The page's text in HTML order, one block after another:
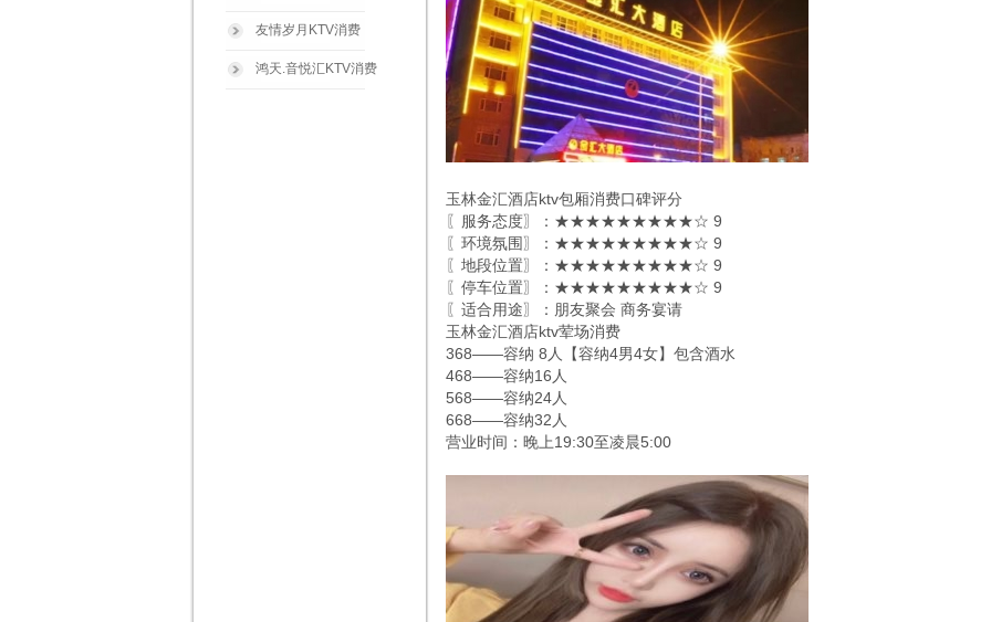
友情岁月KTV消费
鸿天.音悦汇KTV消费
玉林金汇酒店ktv包厢消费口碑评分
〖服务态度〗：★★★★★★★★★☆ 9
〖环境氛围〗：★★★★★★★★★☆ 9
〖地段位置〗：★★★★★★★★★☆ 9
〖停车位置〗：★★★★★★★★★☆ 9
〖适合用途〗：朋友聚会 商务宴请
玉林金汇酒店ktv荤场消费
368——容纳 8人【容纳4男4女】包含酒水
468——容纳16人
568——容纳24人
668——容纳32人
营业时间：晚上19:30至凌晨5:00